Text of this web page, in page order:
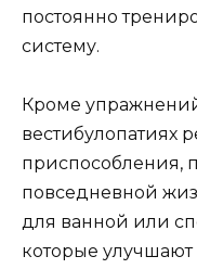
постоянно
систему.
Кроме
вестибулопатиях
приспособления,
повседневной
для ванной или
которые улучшают